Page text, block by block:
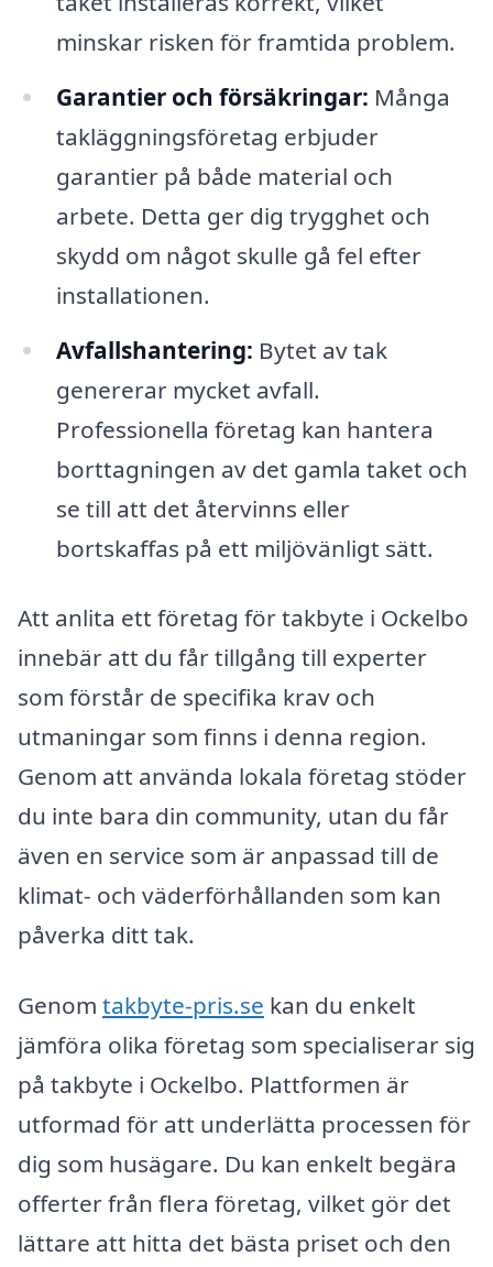
minskar risken för framtida problem.
Garantier och försäkringar: Många
takläggningsföretag erbjuder
garantier på både material och
arbete. Detta ger dig trygghet och
skydd om något skulle gå fel efter
installationen.
Avfallshantering: Bytet av tak
genererar mycket avfall.
Professionella företag kan hantera
borttagningen av det gamla taket och
se till att det återvinns eller
bortskaffas på ett miljövänligt sätt.
Att anlita ett företag för takbyte i Ockelbo
innebär att du får tillgång till experter
som förstår de specifika krav och
utmaningar som finns i denna region.
Genom att använda lokala företag stöder
du inte bara din community, utan du får
även en service som är anpassad till de
klimat- och väderförhållanden som kan
påverka ditt tak.
Genom takbyte-pris.se kan du enkelt
jämföra olika företag som specialiserar sig
på takbyte i Ockelbo. Plattformen är
utformad för att underlätta processen för
dig som husägare. Du kan enkelt begära
offerter från flera företag, vilket gör det
lättare att hitta det bästa priset och den